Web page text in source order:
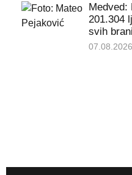
Medved:
201.304
svih
07.08.2026